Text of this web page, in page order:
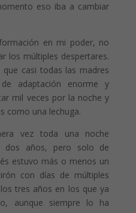
eso iba a cambiar
en mi poder, no
los múltiples despertares.
casi todas las madres
adaptación enorme y
mil veces por la noche y
como una lechuga.
vez toda una noche
dos años, pero solo de
estuvo más o menos un
con días de múltiples
tres años en los que ya
aunque siempre lo ha